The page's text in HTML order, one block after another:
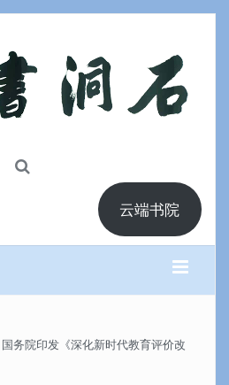
云端书院
国务院印发《深化新时代教育评价改